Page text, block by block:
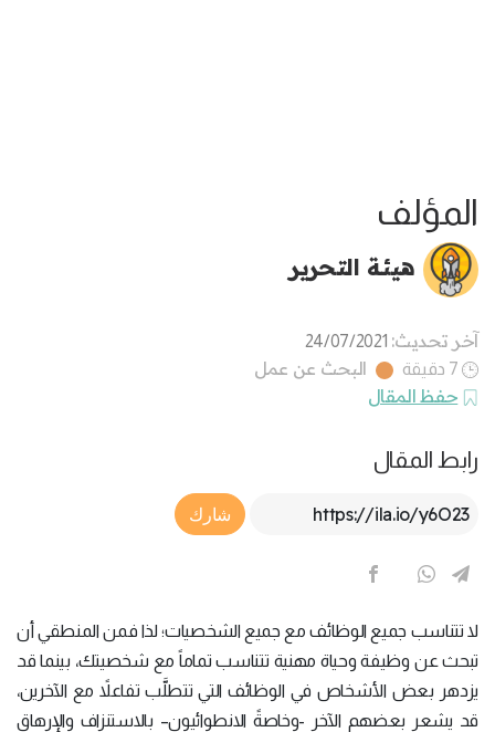
المؤلف
هيئة التحرير
آخر تحديث: 24/07/2021
7 دقيقة
البحث عن عمل
حفظ المقال
رابط المقال
Article Link
شارك
لا تتناسب جميع الوظائف مع جميع الشخصيات؛ لذا فمن المنطقي أن
تبحث عن وظيفة وحياة مهنية تتناسب تماماً مع شخصيتك، بينما قد
يزدهر بعض الأشخاص في الوظائف التي تتطلَّب تفاعلاً مع الآخرين،
قد يشعر بعضهم الآخر -وخاصةً الانطوائيون– بالاستنزاف والإرهاق